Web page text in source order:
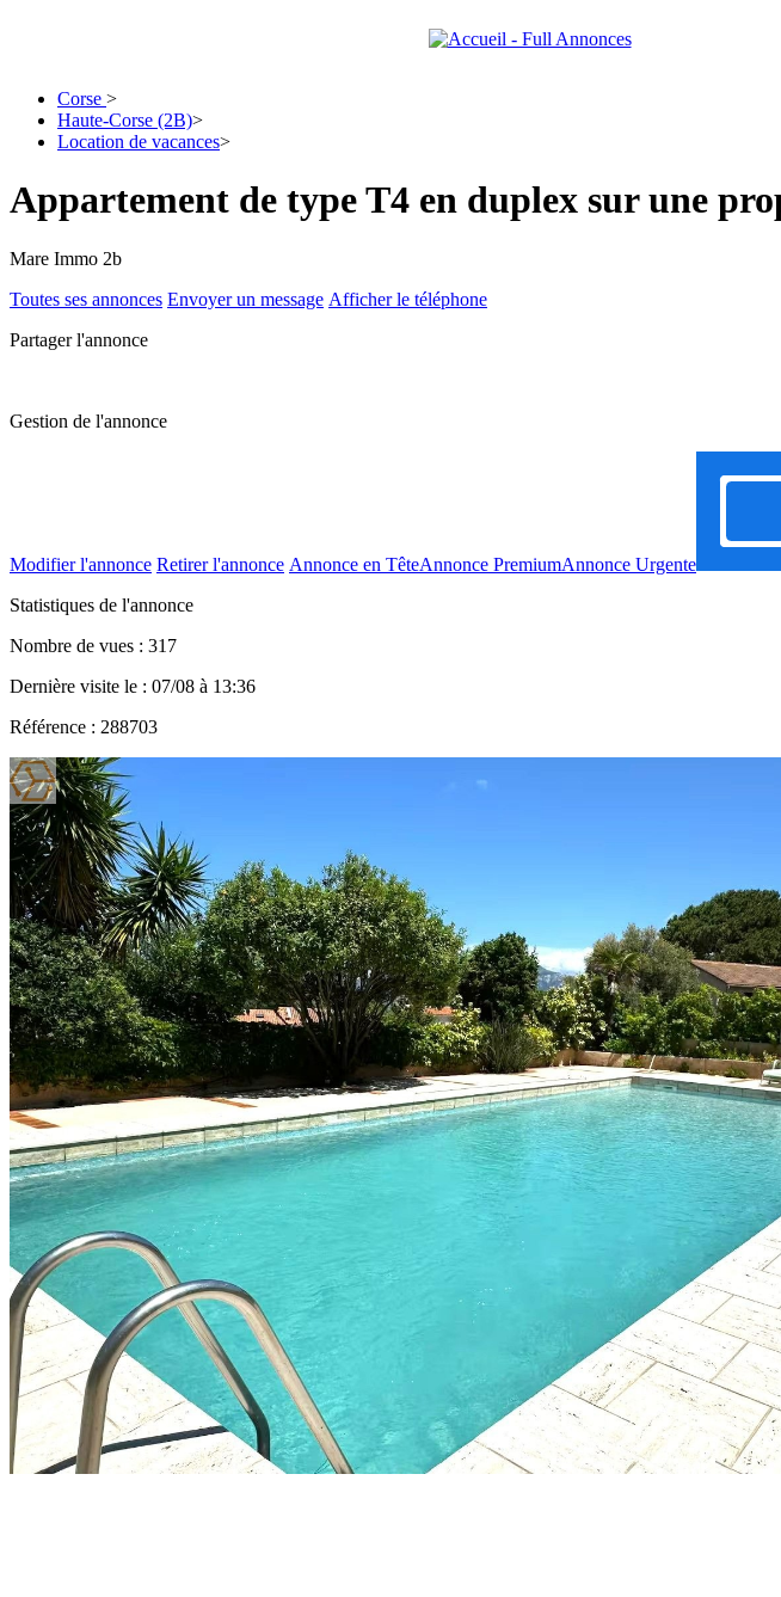
Corse >
Haute-Corse (2B)>
Location de vacances>
Appartement de type T4 en duplex sur une
Mare Immo 2b
Toutes ses annonces Envoyer un message Afficher le téléphone
Partager l'annonce
Gestion de l'annonce
Modifier l'annonce Retirer l'annonce Annonce en TêteAnnonce PremiumAnnonce Urgente
Statistiques de l'annonce
Nombre de vues : 317
Dernière visite le : 07/08 à 13:36
Référence : 288703